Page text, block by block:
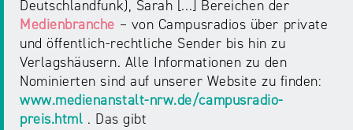
Deutschlandfunk), Sarah [...] Bereichen der
Medienbranche – von Campusradios über private
und öffentlich-rechtliche Sender bis hin zu
Verlagshäusern. Alle Informationen zu den
Nominierten sind auf unserer Website zu finden:
www.medienanstalt-nrw.de/campusradio-
preis.html . Das gibt